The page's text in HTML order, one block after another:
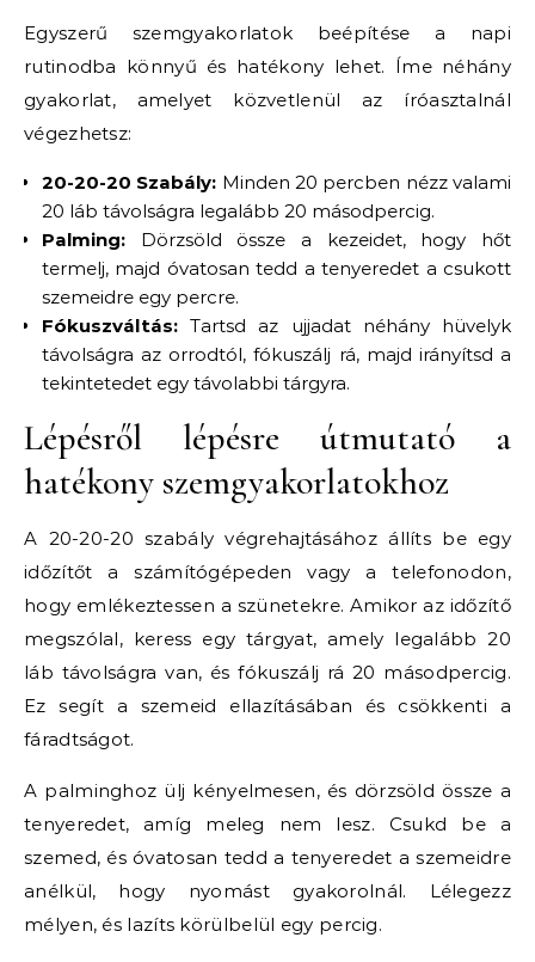
Egyszerű szemgyakorlatok beépítése a napi
rutinodba könnyű és hatékony lehet. Íme néhány
gyakorlat, amelyet közvetlenül az íróasztalnál
végezhetsz:
20-20-20 Szabály: Minden 20 percben nézz valami
20 láb távolságra legalább 20 másodpercig.
Palming: Dörzsöld össze a kezeidet, hogy hőt
termelj, majd óvatosan tedd a tenyeredet a csukott
szemeidre egy percre.
Fókuszváltás: Tartsd az ujjadat néhány hüvelyk
távolságra az orrodtól, fókuszálj rá, majd irányítsd a
tekintetedet egy távolabbi tárgyra.
Lépésről lépésre útmutató a
hatékony szemgyakorlatokhoz
A 20-20-20 szabály végrehajtásához állíts be egy
időzítőt a számítógépeden vagy a telefonodon,
hogy emlékeztessen a szünetekre. Amikor az időzítő
megszólal, keress egy tárgyat, amely legalább 20
láb távolságra van, és fókuszálj rá 20 másodpercig.
Ez segít a szemeid ellazításában és csökkenti a
fáradtságot.
A palminghoz ülj kényelmesen, és dörzsöld össze a
tenyeredet, amíg meleg nem lesz. Csukd be a
szemed, és óvatosan tedd a tenyeredet a szemeidre
anélkül, hogy nyomást gyakorolnál. Lélegezz
mélyen, és lazíts körülbelül egy percig.